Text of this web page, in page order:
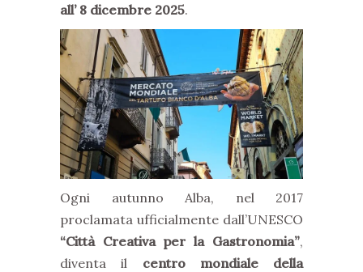
all’ 8 dicembre 2025.
Ogni autunno Alba, nel 2017
proclamata ufficialmente dall’UNESCO
“Città Creativa per la Gastronomia”,
diventa il centro mondiale della